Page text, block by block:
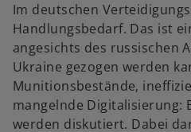
Im deutschen
Handlungsbedarf. Das ist
angesichts des russischen
Ukraine gezogen werden
Munitionsbestände,
mangelnde Digitalisierung:
werden diskutiert. Dabei